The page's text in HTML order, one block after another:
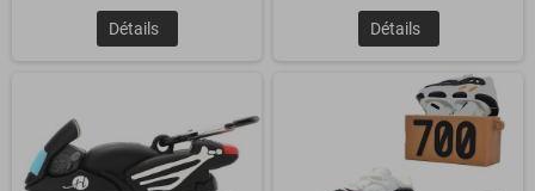
Détails Détails